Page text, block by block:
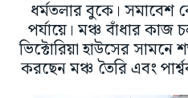
ধর্মতলার বুকে। সমাবেশ
পর্যায়ে। মঞ্চ বাঁধার কাজ
ভিক্টোরিয়া হাউসের
করছেন মঞ্চ তৈরি এবং